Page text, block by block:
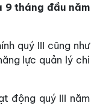
9 tháng đầu năm
quý III cũng như
lực quản lý chi
động quý III năm